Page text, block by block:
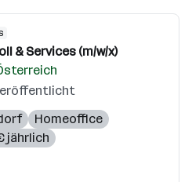
& Services (m/w/x)
Homeoffice
jährlich